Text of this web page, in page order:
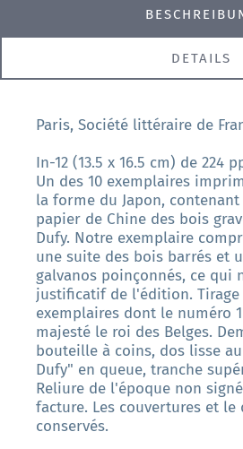
DETAILS
Paris, Société littéraire de
In-12 (13.5 x 16.5 cm) de 224
Un des 10 exemplaires
la forme du Japon,
papier de Chine des bois
Dufy. Notre exemplaire
une suite des bois barrés et
galvanos poinçonnés, ce qui
justificatif de l'édition.
exemplaires dont le numéro
majesté le roi des Belges.
bouteille à coins, dos lisse
Dufy" en queue, tranche
Reliure de l'époque non
facture. Les couvertures et le
conservés.